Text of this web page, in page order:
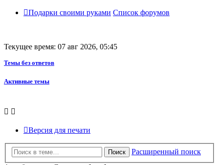
Подарки своими руками Список форумов
Текущее время: 07 авг 2026, 05:45
Темы без ответов
Активные темы
Версия для печати
Поиск
Расширенный поиск